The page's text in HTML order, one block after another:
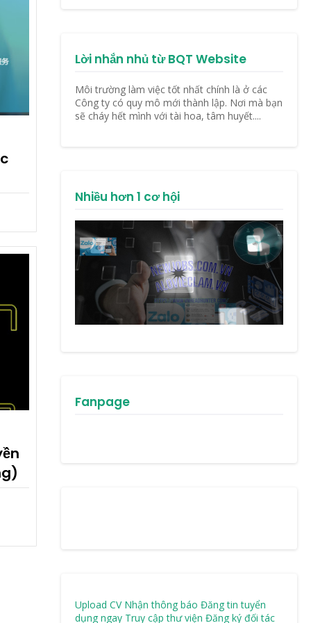
Lời nhắn nhủ từ BQT Website
Môi trường làm việc tốt nhất chính là ở các
Công ty có quy mô mới thành lập. Nơi mà bạn
sẽ cháy hết mình với tài hoa, tâm huyết....
Nhiều hơn 1 cơ hội
Fanpage
Upload CV Nhận thông báo Đăng tin tuyển
dụng ngay Truy cập thư viện Đăng ký đối tác